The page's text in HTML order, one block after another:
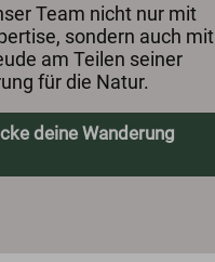
Team nicht nur mit
sondern auch mit
am Teilen seiner
für die Natur.
deine Wanderung